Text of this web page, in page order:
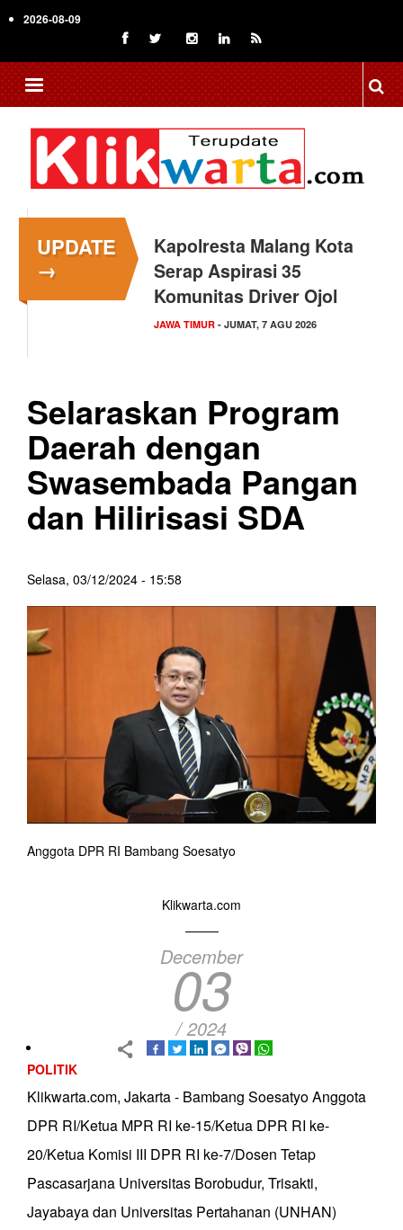
to
content
2026-08-09
UPDATE
→
Kapolresta Malang Kota
Serap Aspirasi 35
Komunitas Driver Ojol
JAWA TIMUR - JUMAT, 7 AGU 2026
Selaraskan Program
Daerah dengan
Swasembada Pangan
dan Hilirisasi SDA
Selasa, 03/12/2024 - 15:58
Anggota DPR RI Bambang Soesatyo
Klikwarta.com
December
03
/ 2024
POLITIK
Klikwarta.com, Jakarta - Bambang Soesatyo Anggota
DPR RI/Ketua MPR RI ke-15/Ketua DPR RI ke-
20/Ketua Komisi III DPR RI ke-7/Dosen Tetap
Pascasarjana Universitas Borobudur, Trisakti,
Jayabaya dan Universitas Pertahanan (UNHAN)